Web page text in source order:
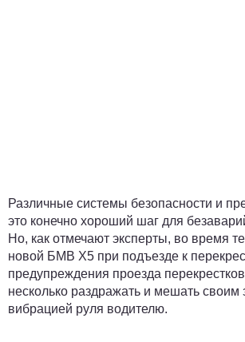
Различные системы безопасности и
это конечно хороший шаг для
Но, как отмечают эксперты, во время
новой БМВ Х5 при подъезде к
предупреждения проезда
несколько раздражать и мешать своим
вибрацией руля водителю.